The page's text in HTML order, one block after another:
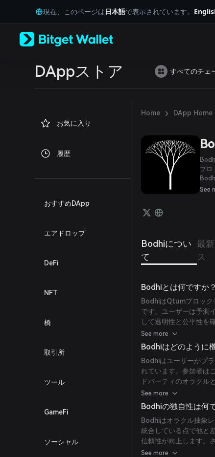
Tiếng Việt
Русский
Español (Latinoamérica)
Português (Portugal)
Bahasa Indonesia
Español (Argentina)
現在、このページは日本語で表示されています。
DAppストア すべてのチェ
お気に入り
履歴
おすすめDApp
エアドロップ
DeFi
NFT
橋
取引所
ツール
GameFi
ソーシャル
Home › DApp Home
プロ
変え
See
Bodhiについ
て
最
ス
Bodhiとは何ですか？
BodhiはQtumブロック
です。ユーザーは予測
して透明性と公平性を
治など様々な分野での
目指しています。
See more
Bodhiはどのように
Bodhiはユーザーがプ
れています。参加者は
ドパーティのオラクル
す。このアプローチに
信頼を醸成します。
See more
Bodhiの独自性は何
Bodhiはオラクル抽象
統合している点で他と
信頼性が向上します。
トコインとイーサリア
See more